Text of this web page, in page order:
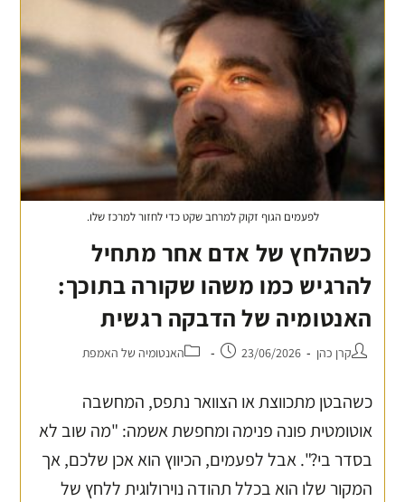
לפעמים הגוף זקוק למרחב שקט כדי לחזור למרכז שלו.
כשהלחץ של אדם אחר מתחיל
להרגיש כמו משהו שקורה בתוכך:
האנטומיה של הדבקה רגשית
קרן כהן 23/06/2026 האנטומיה של האמפת
כשהבטן מתכווצת או הצוואר נתפס, המחשבה
אוטומטית פונה פנימה ומחפשת אשמה: "מה שוב לא
בסדר בי?". אבל לפעמים, הכיווץ הוא אכן שלכם, אך
המקור שלו הוא בכלל תהודה נוירולוגית ללחץ של